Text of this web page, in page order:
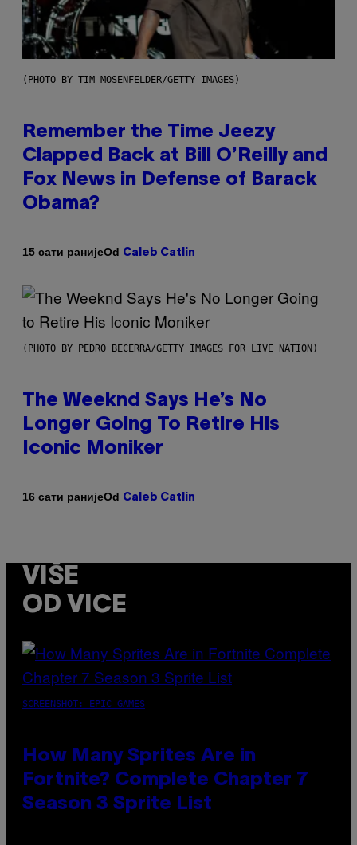
(PHOTO BY TIM MOSENFELDER/GETTY IMAGES)
Remember the Time Jeezy
Clapped Back at Bill O’Reilly and
Fox News in Defense of Barack
Obama?
15 сати ранијеOd Caleb Catlin
(PHOTO BY PEDRO BECERRA/GETTY IMAGES FOR LIVE NATION)
The Weeknd Says He’s No
Longer Going To Retire His
Iconic Moniker
16 сати ранијеOd Caleb Catlin
VIŠE
OD VICE
SCREENSHOT: EPIC GAMES
How Many Sprites Are in
Fortnite? Complete Chapter 7
Season 3 Sprite List